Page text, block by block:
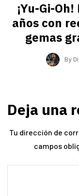
¡Yu-Gi-
años con
gemas
By
Deja una
Tu dirección de
campos